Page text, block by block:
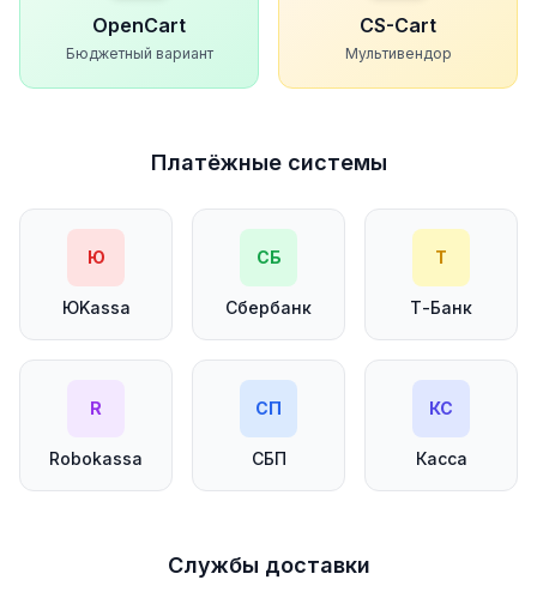
OpenCart
Бюджетный вариант
CS-Cart
Мультивендор
Платёжные системы
Ю
ЮKassa
СБ
Сбербанк
Т
Т-Банк
R
Robokassa
СП
СБП
КС
Касса
Службы доставки